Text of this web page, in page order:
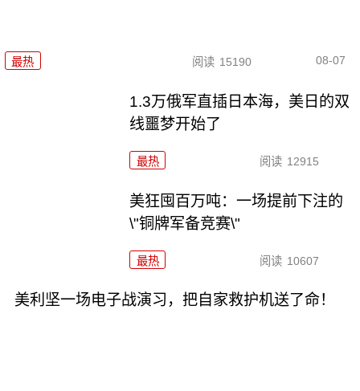
最热 阅读 15190 08-07
1.3万俄军直插日本海，美日的双
线噩梦开始了
最热 阅读 12915
美狂囤百万吨：一场提前下注的
\"铜牌军备竞赛\"
最热 阅读 10607
美利坚一场电子战演习，把自家救护机送了命！